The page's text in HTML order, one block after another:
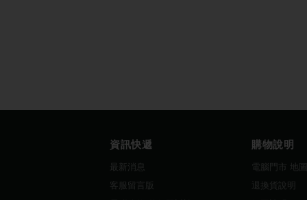
資訊快遞
最新消息
客服留言版
購物說明
電腦門市 地圖
退換貨說明